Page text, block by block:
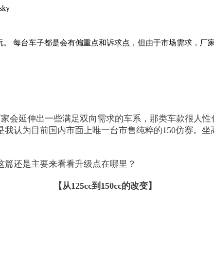
每台车子都是会有偏重点和诉求点，但由于市场需求，
会延伸出一些满足双向需求的车系，那类车款很人
认为目前国内市面上唯一台市售纯粹的150仿赛。
还是主要来看看升级点在哪里？
【从125cc到150cc的改变】